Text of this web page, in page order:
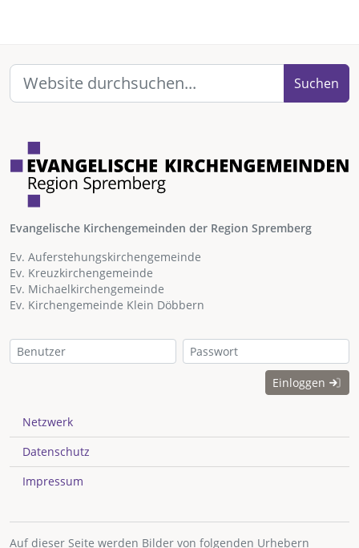
Suchen
Evangelische Kirchengemeinden der Region Spremberg
Ev. Auferstehungskirchengemeinde
Ev. Kreuzkirchengemeinde
Ev. Michaelkirchengemeinde
Ev. Kirchengemeinde Klein Döbbern
Einloggen
Netzwerk
Datenschutz
Impressum
Auf dieser Seite werden Bilder von folgenden Urhebern